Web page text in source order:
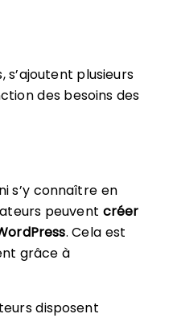
s’ajoutent plusieurs
des besoins des
s’y connaître en
peuvent créer
. Cela est
grâce à
disposent